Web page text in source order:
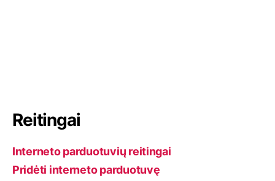
Reitingai
Interneto parduotuvių reitingai
Pridėti interneto parduotuvę